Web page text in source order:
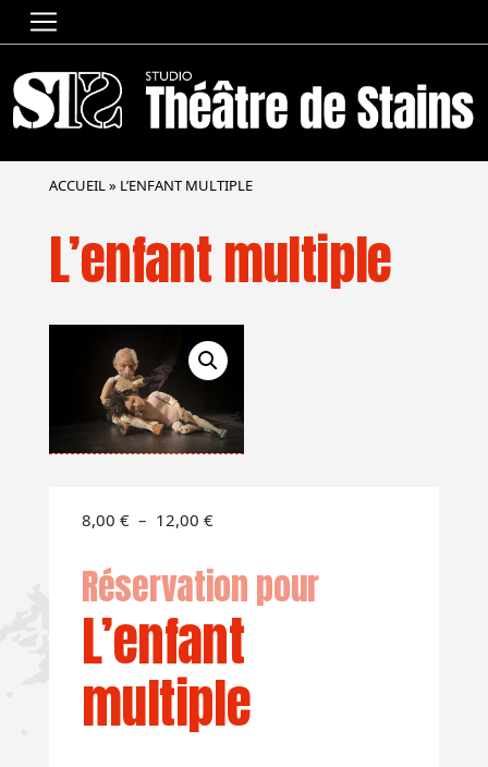
ACCUEIL» L’ENFANT MULTIPLE
L’enfant multiple
8,00 € – 12,00 €Plage
prix :
8,00 €
12,00 €
Réservation pour
L’enfant
multiple